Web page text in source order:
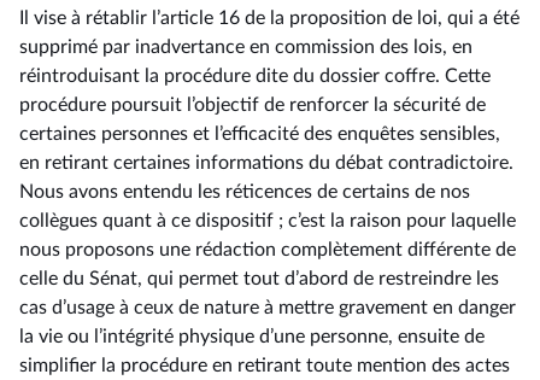
Il vise à rétablir l’article 16 de la proposition de loi, qui a été
supprimé par inadvertance en commission des lois, en
réintroduisant la procédure dite du dossier coffre. Cette
procédure poursuit l’objectif de renforcer la sécurité de
certaines personnes et l’efficacité des enquêtes sensibles,
en retirant certaines informations du débat contradictoire.
Nous avons entendu les réticences de certains de nos
collègues quant à ce dispositif ; c’est la raison pour laquelle
nous proposons une rédaction complètement différente de
celle du Sénat, qui permet tout d’abord de restreindre les
cas d’usage à ceux de nature à mettre gravement en danger
la vie ou l’intégrité physique d’une personne, ensuite de
simplifier la procédure en retirant toute mention des actes